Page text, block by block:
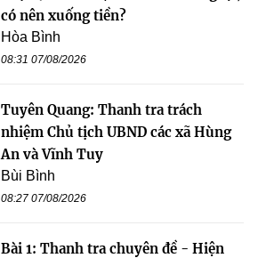
có nên xuống tiền?
Hòa Bình
08:31 07/08/2026
Tuyên Quang: Thanh tra trách
nhiệm Chủ tịch UBND các xã Hùng
An và Vĩnh Tuy
Bùi Bình
08:27 07/08/2026
Bài 1: Thanh tra chuyên đề - Hiện